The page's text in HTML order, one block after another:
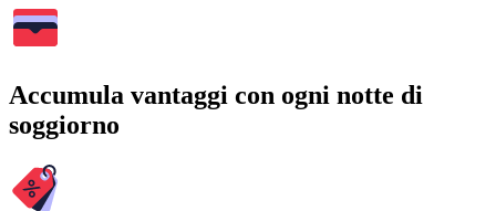
Accumula vantaggi con ogni notte di
soggiorno